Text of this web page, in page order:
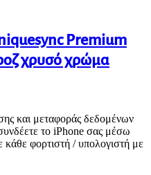
Premium
χρυσό χρώμα
και μεταφοράς δεδομένων
το iPhone σας μέσω
φορτιστή / υπολογιστή με